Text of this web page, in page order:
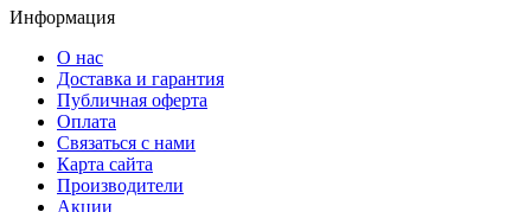
Информация
О нас
Доставка и гарантия
Публичная оферта
Оплата
Связаться с нами
Карта сайта
Производители
Акции